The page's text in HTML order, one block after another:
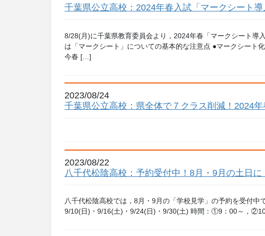
千葉県公立高校：2024年春入試「マークシート
8/28(月)に千葉県教育委員会より，2024年春「マークシート導
は「マークシート」についての基本的な注意点 ●マークシート
今春 […]
2023/08/24
千葉県公立高校：県全体で７クラス削減！2024
2023/08/22
八千代松陰高校：予約受付中！8月・9月の土日
八千代松陰高校では，8月・9月の「学校見学」の予約を受付中
9/10(日)・9/16(土)・9/24(日)・9/30(土) 時間：①9：00～，